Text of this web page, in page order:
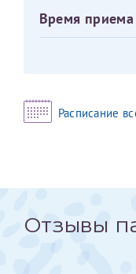
Время приема
Расписание
Отзывы
Лично в кассе
Телефон*